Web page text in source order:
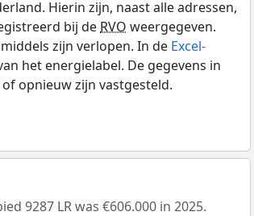
Hierin zijn, naast alle adressen,
bij de RVO weergegeven.
zijn verlopen. In de Excel-
het energielabel. De gegevens in
opnieuw zijn vastgesteld.
9287 LR was €606.000 in 2025.